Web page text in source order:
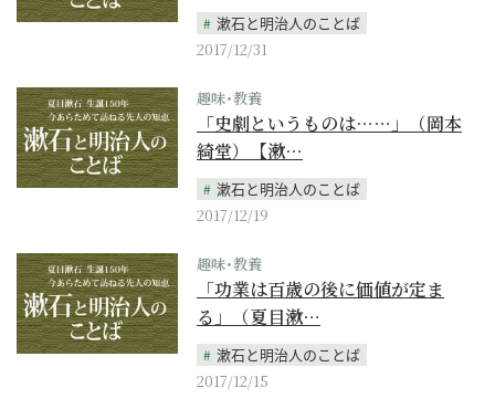
漱石と明治人のことば
2017/12/31
趣味･教養
「史劇というものは……」（岡本
綺堂）【漱…
漱石と明治人のことば
2017/12/19
趣味･教養
「功業は百歳の後に価値が定ま
る」（夏目漱…
漱石と明治人のことば
2017/12/15